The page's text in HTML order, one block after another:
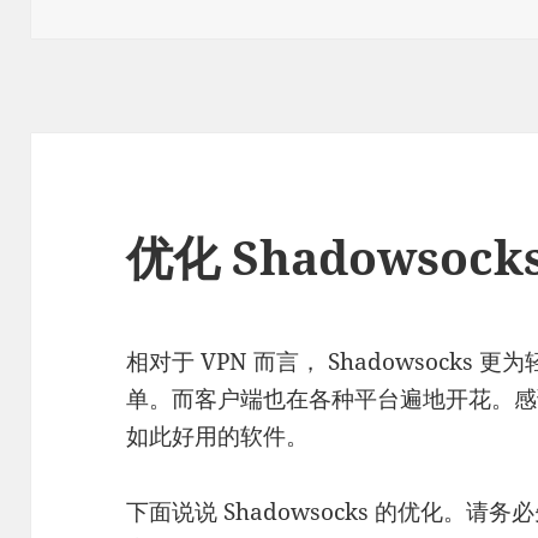
优化
相对于 VPN 而言， Shadowsocks 更为
单。而客户端也在各种平台遍地开花。
如此好用的软件。
下面说说 Shadowsocks 的优化。请务